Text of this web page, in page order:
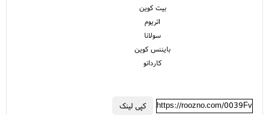
بیت کوین
اتریوم
سولانا
بایننس کوین
کاردانو
کپی لینک https://roozno.com/0039Fv